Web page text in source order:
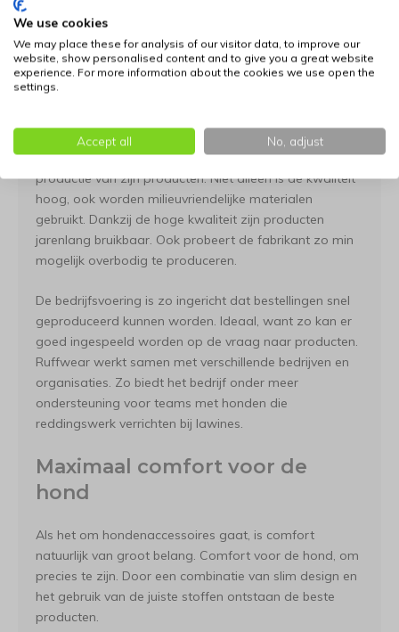
opbouwbare voer- en waterbak. Dit gebeurde in 1993.
In 1994 volgde een formele start van het bedrijf,
waarna het productaanbod steeds verder uitgebreid is.
Ruffwear legt de focus op duurzaamheid bij de
productie van zijn producten. Niet alleen is de kwaliteit
hoog, ook worden milieuvriendelijke materialen
gebruikt. Dankzij de hoge kwaliteit zijn producten
jarenlang bruikbaar. Ook probeert de fabrikant zo min
mogelijk overbodig te produceren.
De bedrijfsvoering is zo ingericht dat bestellingen snel
geproduceerd kunnen worden. Ideaal, want zo kan er
goed ingespeeld worden op de vraag naar producten.
Ruffwear werkt samen met verschillende bedrijven en
organisaties. Zo biedt het bedrijf onder meer
ondersteuning voor teams met honden die
reddingswerk verrichten bij lawines.
Maximaal comfort voor de
hond
Als het om hondenaccessoires gaat, is comfort
natuurlijk van groot belang. Comfort voor de hond, om
precies te zijn. Door een combinatie van slim design en
het gebruik van de juiste stoffen ontstaan de beste
producten.
We use cookies
We may place these for analysis of our visitor data, to improve our
website, show personalised content and to give you a great website
experience. For more information about the cookies we use open the
settings.
Accept all No, adjust